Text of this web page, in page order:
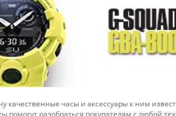
часы и аксессуары к ним
разобраться покупателям с любой